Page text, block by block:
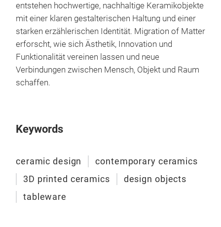
entstehen hochwertige, nachhaltige Keramikobjekte
mit einer klaren gestalterischen Haltung und einer
starken erzählerischen Identität. Migration of Matter
erforscht, wie sich Ästhetik, Innovation und
Funktionalität vereinen lassen und neue
Verbindungen zwischen Mensch, Objekt und Raum
schaffen.
Keywords
ceramic design
contemporary ceramics
3D printed ceramics
design objects
tableware